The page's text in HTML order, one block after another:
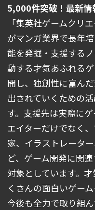
5,000件突破！最新情
「集英社ゲームクリ
がマンガ業界で長年
能を発掘・支援する
動する才気あふれる
開し、独創性に富ん
出されていくための
す。支援先は実際に
エイターだけでなく
家、イラストレータ
ど、ゲーム開発に関
対象としています。
くさんの面白いゲー
今後も全力で取り組